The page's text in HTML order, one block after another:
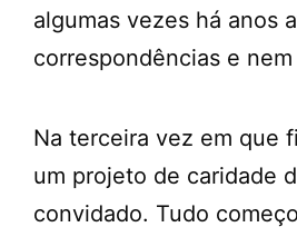
algumas vezes há anos
correspondências e
Na terceira vez em que
um projeto de caridade
convidado. Tudo